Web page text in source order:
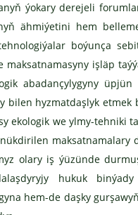
ýokary derejeli
ähmiýetini hem
boýunça
maksatnamasyny işläp
abadançylygyny
bilen hyzmatdaşlyk etmek
ekologik we ylmy-tehniki
maksatnamalary
olary iş ýüzünde
hukuk
hem-de daşky